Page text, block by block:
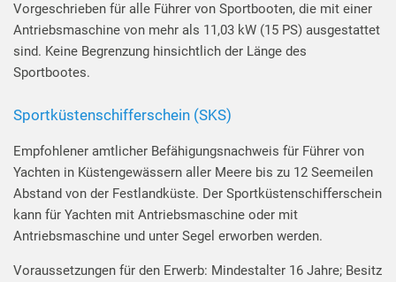
Vorgeschrieben für alle Führer von Sportbooten, die mit einer
Antriebsmaschine von mehr als 11,03 kW (15 PS) ausgestattet
sind. Keine Begrenzung hinsichtlich der Länge des
Sportbootes.
Sportküstenschifferschein (SKS)
Empfohlener amtlicher Befähigungsnachweis für Führer von
Yachten in Küstengewässern aller Meere bis zu 12 Seemeilen
Abstand von der Festlandküste. Der Sportküstenschifferschein
kann für Yachten mit Antriebsmaschine oder mit
Antriebsmaschine und unter Segel erworben werden.
Voraussetzungen für den Erwerb: Mindestalter 16 Jahre; Besitz